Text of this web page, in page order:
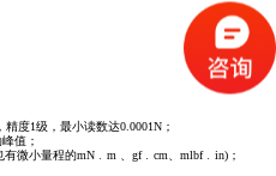
度1级，最小读数达0.0001N；
值；
微小量程的mN﹒m 、gf﹒cm、mlbf﹒in)；